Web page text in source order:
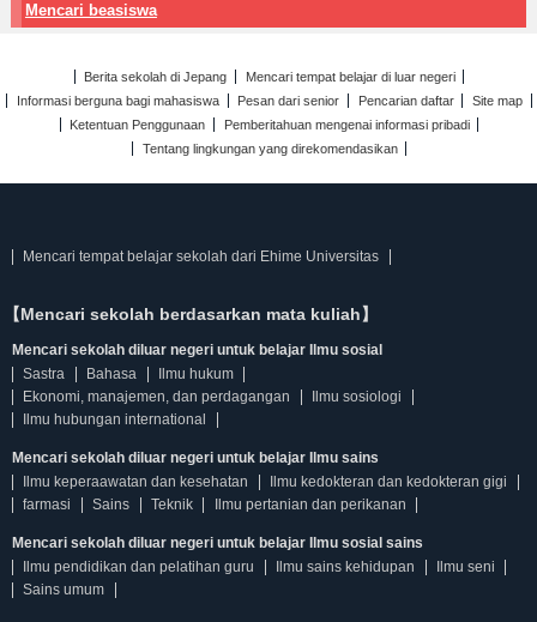
Mencari beasiswa
Berita sekolah di Jepang
Mencari tempat belajar di luar negeri
Informasi berguna bagi mahasiswa
Pesan dari senior Pencarian daftar
Site map
Ketentuan Penggunaan
Pemberitahuan mengenai informasi pribadi
Tentang lingkungan yang direkomendasikan
Mencari tempat belajar sekolah dari Ehime Universitas
【Mencari sekolah berdasarkan mata kuliah】
Mencari sekolah diluar negeri untuk belajar Ilmu sosial
Sastra
Bahasa
Ilmu hukum
Ekonomi, manajemen, dan perdagangan
Ilmu sosiologi
Ilmu hubungan international
Mencari sekolah diluar negeri untuk belajar Ilmu sains
Ilmu keperaawatan dan kesehatan
Ilmu kedokteran dan kedokteran gigi
farmasi
Sains Teknik Ilmu pertanian dan perikanan
Mencari sekolah diluar negeri untuk belajar Ilmu sosial sains
Ilmu pendidikan dan pelatihan guru
Ilmu sains kehidupan
Ilmu seni
Sains umum